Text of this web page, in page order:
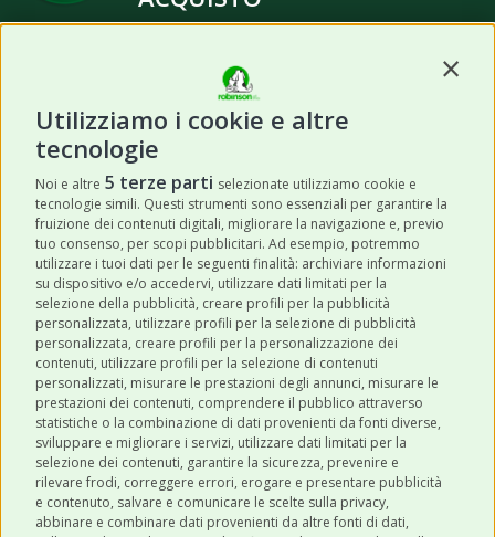
Utilizziamo i cookie e altre
tecnologie
Noi e altre 5 terze parti selezionate utilizziamo cookie e
tecnologie simili. Questi strumenti sono essenziali per garantire la
fruizione dei contenuti digitali, migliorare la navigazione e, previo
tuo consenso, per scopi pubblicitari. Ad esempio, potremmo
utilizzare i tuoi dati per le seguenti finalità: archiviare informazioni
su dispositivo e/o accedervi, utilizzare dati limitati per la
selezione della pubblicità, creare profili per la pubblicità
personalizzata, utilizzare profili per la selezione di pubblicità
personalizzata, creare profili per la personalizzazione dei
contenuti, utilizzare profili per la selezione di contenuti
personalizzati, misurare le prestazioni degli annunci, misurare le
prestazioni dei contenuti, comprendere il pubblico attraverso
statistiche o la combinazione di dati provenienti da fonti diverse,
sviluppare e migliorare i servizi, utilizzare dati limitati per la
selezione dei contenuti, garantire la sicurezza, prevenire e
rilevare frodi, correggere errori, erogare e presentare pubblicità
e contenuto, salvare e comunicare le scelte sulla privacy,
abbinare e combinare dati provenienti da altre fonti di dati,
Acconsento a ricevere newsletter,
aggiornamenti e offerte promozionali da
Robinson Pet Shop tramite email.*
ULTIMI POST
CATEGORIE